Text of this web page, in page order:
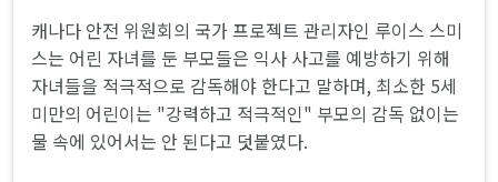
캐나다 안전 위원회의 국가 프로젝트 관리자인 루이스 스미
스는 어린 자녀를 둔 부모들은 익사 사고를 예방하기 위해
자녀들을 적극적으로 감독해야 한다고 말하며, 최소한 5세
미만의 어린이는 "강력하고 적극적인" 부모의 감독 없이는
물 속에 있어서는 안 된다고 덧붙였다.